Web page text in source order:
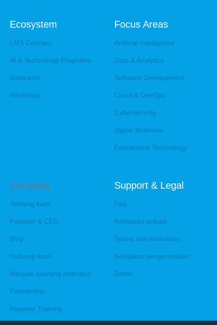
Ecosystem
LMS Courses
AI & Technology Programs
Bootcamp
Workshop
Focus Areas
Artificial Intelligence
Data & Analytics
Software Development
Cloud & DevOps
Cybersecurity
Digital Business
Educational Technology
Company
Tentang kami
Founder & CEO
Blog
Hubungi kami
Menjadi seorang instruktur
Partnership
Request Training
Support & Legal
Faq
Kebijakan pribadi
Syarat dan ketentuan
Kebijakan pengembalian
Daftar